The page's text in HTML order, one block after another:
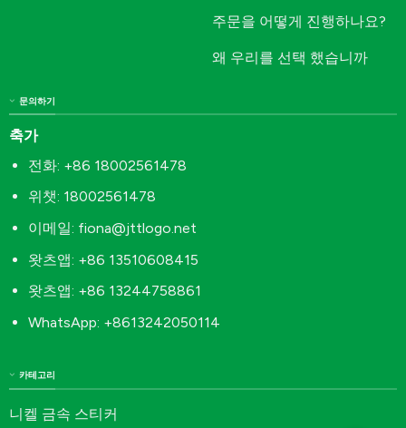
주문을 어떻게 진행하나요?
왜 우리를 선택 했습니까
카테고리
니켈 금속 스티커
문의하기
축가
전화: +86 18002561478
위챗: 18002561478
이메일: fiona@jttlogo.net
왓츠앱: +86 13510608415
왓츠앱: +86 13244758861
WhatsApp: +8613242050114